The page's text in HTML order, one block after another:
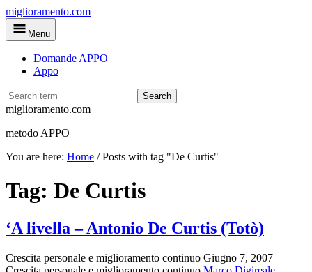
Skip
to
main
miglioramento.com
Menu
Domande APPO
Appo
Search
miglioramento.com
metodo APPO
You are here: Home /Posts with tag "De Curtis"
Tag: De Curtis
‘A livella – Antonio De Curtis (Totò)
Crescita personale e miglioramento continuo Giugno 7, 2007